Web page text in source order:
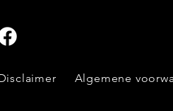
Algemene